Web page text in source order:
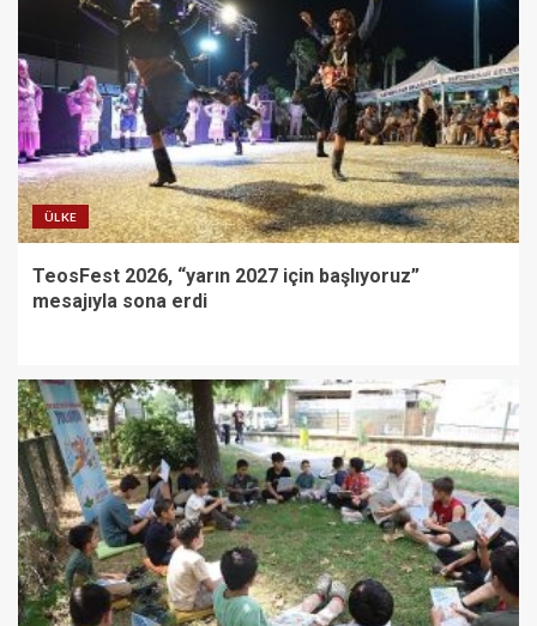
ÜLKE
TeosFest 2026, “yarın 2027 için başlıyoruz”
mesajıyla sona erdi